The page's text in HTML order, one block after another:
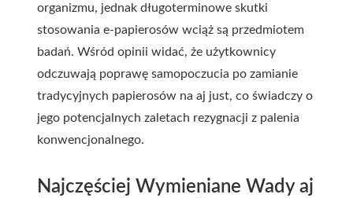
organizmu, jednak długoterminowe skutki
stosowania e-papierosów wciąż są przedmiotem
badań. Wśród opinii widać, że użytkownicy
odczuwają poprawę samopoczucia po zamianie
tradycyjnych papierosów na aj just, co świadczy o
jego potencjalnych zaletach rezygnacji z palenia
konwencjonalnego.
Najczęściej Wymieniane Wady aj